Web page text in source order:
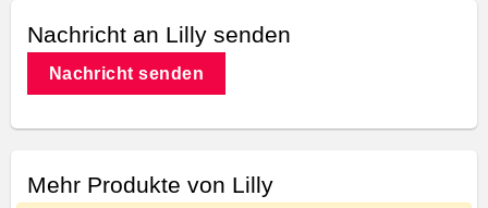
Nachricht an Lilly senden
Nachricht senden
Mehr Produkte von Lilly